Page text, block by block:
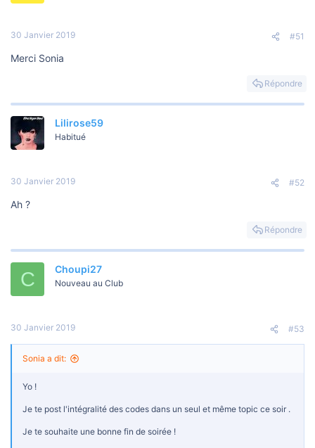
c
s
30 Janvier 2019 #51
Merci Sonia
Répondre
Lilirose59
Habitué
30 Janvier 2019 #52
Ah ?
Répondre
C Choupi27
Nouveau au Club
30 Janvier 2019 #53
Sonia a dit:
Yo !
Je te post l'intégralité des codes dans un seul et même topic ce soir .
Je te souhaite une bonne fin de soirée !